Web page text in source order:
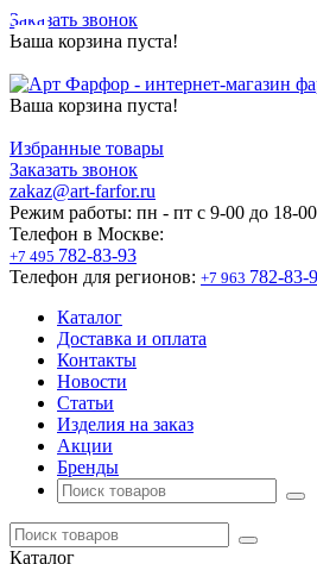
Заказать звонок
Ваша корзина пуста!
Ваша корзина пуста!
Избранные товары
Заказать звонок
zakaz@art-farfor.ru
Режим работы: пн - пт c 9-00 до 18-00
Телефон в Москве:
+7 495 782-83-93
Телефон для регионов: +7 963 782-83-
Каталог
Доставка и оплата
Контакты
Новости
Статьи
Изделия на заказ
Акции
Бренды
Каталог